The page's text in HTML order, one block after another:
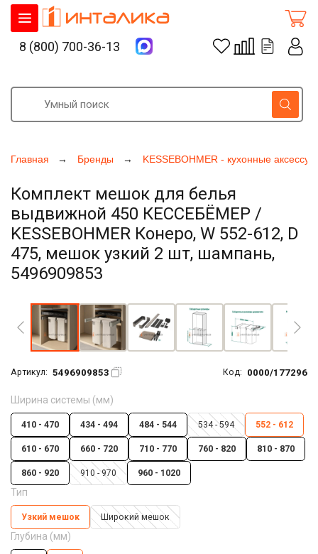
Главная Бренды KESSEBOHMER - кухонные
Комплект мешок для белья
выдвижной 450 КЕССЕБЁМЕР /
KESSEBOHMER Конеро, W 552-612, D
475, мешок узкий 2 шт, шампань,
5496909853
Артикул: 5496909853 Код: 0000/177296
Ширина системы (мм)
410 - 470 434 - 494 484 - 544 534 - 594 552 - 612
610 - 670 660 - 720 710 - 770 760 - 820 810 - 870
860 - 920 910 - 970 960 - 1020
Тип
Узкий мешок Широкий мешок
Глубина (мм)
8 (800) 700-36-13